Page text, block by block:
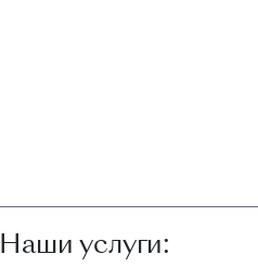
Наши услуги: